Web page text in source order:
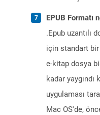
EPUB Formatı
.Epub uzantılı
için standart
e-kitap dosya
kadar yaygındı
uygulaması
Mac OS'de,